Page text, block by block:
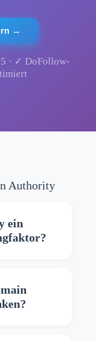
→
· ✓ DoFollow-
Authority
ein